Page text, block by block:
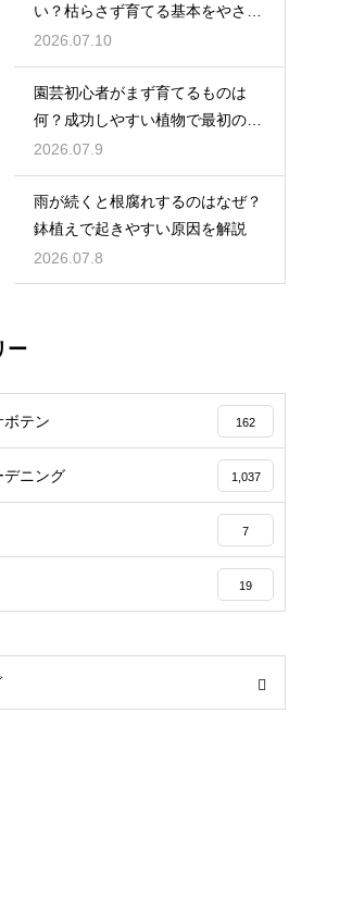
い？枯らさず育てる基本をやさし
く紹介
2026.07.10
園芸初心者がまず育てるものは
何？成功しやすい植物で最初の一
歩を踏み出そう
2026.07.9
雨が続くと根腐れするのはなぜ？
鉢植えで起きやすい原因を解説
2026.07.8
ー
ボテン 162
デニング 1,037
7
19